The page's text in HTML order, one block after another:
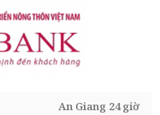
An Giang 24 giờ